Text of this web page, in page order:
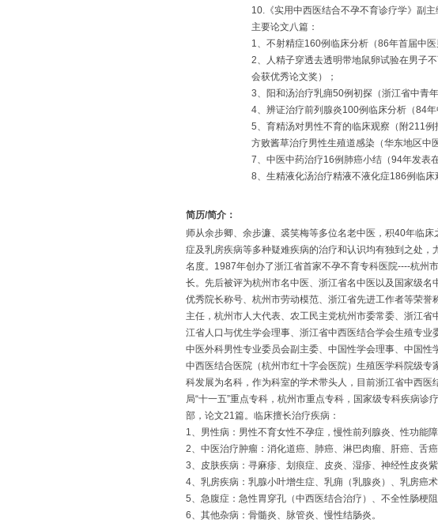
10.《实用中西医结合不孕不育诊疗学》副
主要论文八篇：
1、不射精症160例临床分析（86年首届中
2、人精子穿透去透明带地鼠卵试验在男子
会获优秀论文奖）；
3、阳和汤治疗乳痈50例初探（浙江省中青
4、辨证治疗前列腺炎100例临床分析（84年
5、育精汤对男性不育的临床观察（附211
方败酱草治疗男性生殖道感染（华东地区中
7、中医中药治疗16例肺癌小结（94年发表
8、生精液化汤治疗精液不液化症186例临床
简历/简介：
师从余步卿、余步濂、裘笑梅等多位名老中医，积40年临
症及乳房疾病等多种疑难疾病的治疗和认识均有独到之处
名度。1987年创办了浙江省首家不孕不育专科医院----杭州
长。先后被评为杭州市名中医、浙江省名中医以及国家级
优秀院长称号、杭州市劳动模范、浙江省先进工作者等荣誉
主任，杭州市人大代表、农工民主党杭州市委常委、浙江
江省人口与优生学会理事、浙江省中西医结合学会生殖专
中医外科男性专业委员会副主委、中国性学会理事、中国
中西医结合医院（杭州市红十字会医院）生殖医学科院级
科发展为名科，作为科室的学术带头人，目前浙江省中西
局“十一五”重点专科，杭州市重点专科，国家级专科疾病
部，论文21篇。临床擅长治疗疾病：
1、男性病：男性不育女性不孕症，慢性前列腺炎、性功能障
2、中医治疗肿瘤：消化道癌、肺癌、淋巴肉瘤、肝癌、舌癌
3、皮肤疾病：寻麻疹、划痕症、皮炎、湿疹、神经性皮炎紫
4、乳房疾病：乳腺小叶增生症、乳痈（乳腺炎）、乳房癌术
5、急腹症：急性胃穿孔（中西医结合治疗）、不全性肠梗阻
6、其他杂病：骨髓炎、脉管炎、慢性结肠炎。